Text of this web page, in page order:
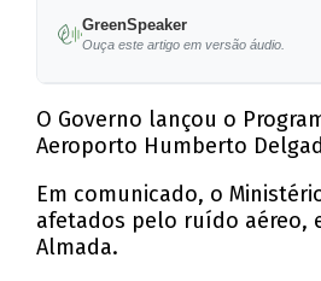
GreenSpeaker
Ouça este artigo em versão áudio.
O Governo lançou o
Aeroporto Humberto
Em comunicado, o
afetados pelo ruído aéreo,
Almada.